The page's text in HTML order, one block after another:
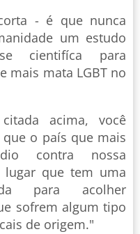
- é que nunca
um estudo
cientifíca para
mais mata LGBT no
acima, você
o país que mais
contra nossa
que tem uma
para acolher
sofrem algum tipo
de origem."